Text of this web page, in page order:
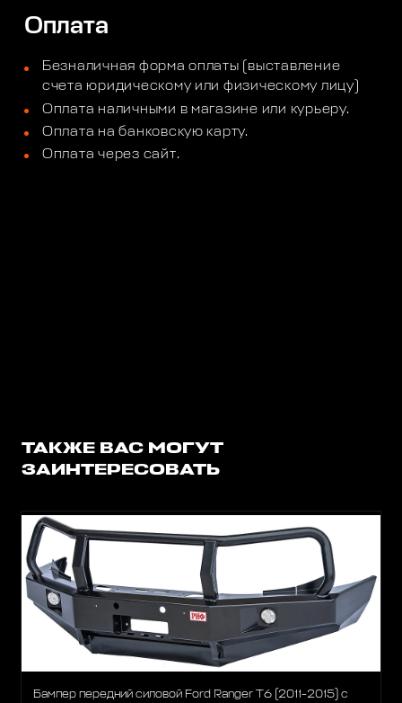
Оплата
Безналичная форма оплаты (выставление
счета юридическому или физическому лицу)
Оплата наличными в магазине или курьеру.
Оплата на банковскую карту.
Оплата через сайт.
ТАКЖЕ ВАС МОГУТ
ЗАИНТЕРЕСОВАТЬ
Бампер передний силовой Ford Ranger T6 (2011-2015) с